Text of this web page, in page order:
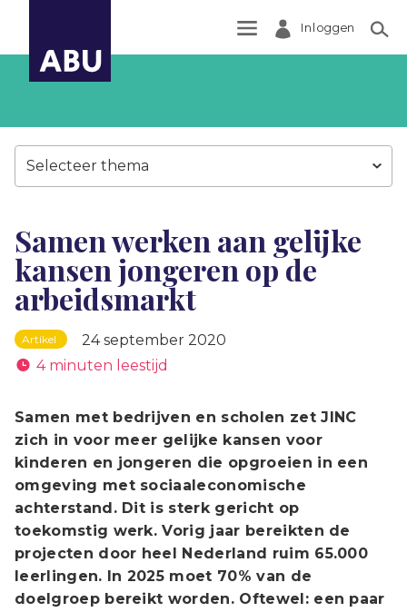
Inloggen
Selecteer thema
Samen werken aan gelijke
kansen jongeren op de
arbeidsmarkt
Artikel
24 september 2020
4 minuten leestijd
Samen met bedrijven en scholen zet JINC
zich in voor meer gelijke kansen voor
kinderen en jongeren die opgroeien in een
omgeving met sociaaleconomische
achterstand. Dit is sterk gericht op
toekomstig werk. Vorig jaar bereikten de
projecten door heel Nederland ruim 65.000
leerlingen. In 2025 moet 70% van de
doelgroep bereikt worden. Oftewel: een paar